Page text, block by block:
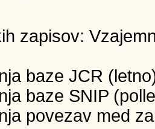
zapisov:
baze JCR
baze SNIP
povezav med